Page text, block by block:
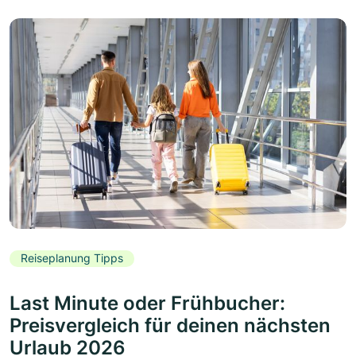
Reiseplanung Tipps
Last Minute oder Frühbucher:
Preisvergleich für deinen nächsten
Urlaub 2026